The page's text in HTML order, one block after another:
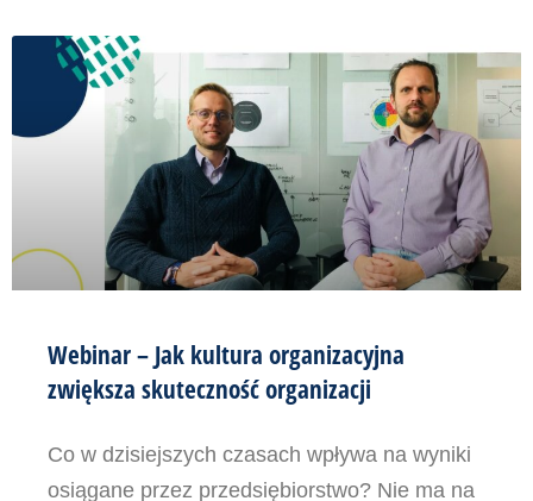
Webinar – Jak kultura organizacyjna
zwiększa skuteczność organizacji
Co w dzisiejszych czasach wpływa na wyniki
osiągane przez przedsiębiorstwo? Nie ma na